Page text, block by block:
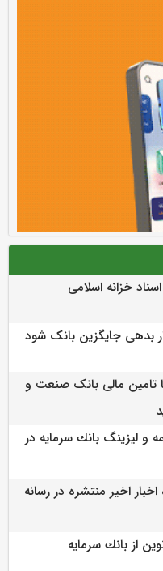
خزانه اسلامی
بدهی جایگزین بانک شود
تامین مالی بانک صنعت و
و ليزينگ بانك سرمايه در
اخیر منتشره در رسانه
از بانك سرمايه